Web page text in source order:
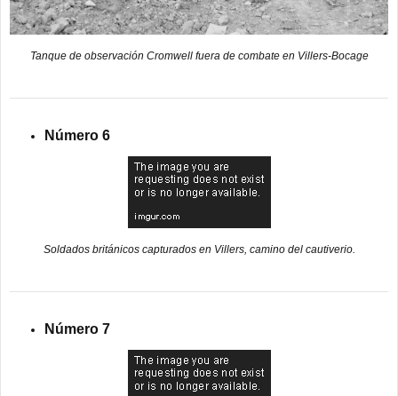
Tanque de observación Cromwell fuera de combate en Villers-Bocage
Número 6
Soldados británicos capturados en Villers, camino del cautiverio.
Número 7